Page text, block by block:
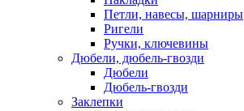
Петли, навесы, шарниры
Ригели
Ручки, ключевины
Дюбели, дюбель-гвозди
Дюбели
Дюбель-гвозди
Заклепки